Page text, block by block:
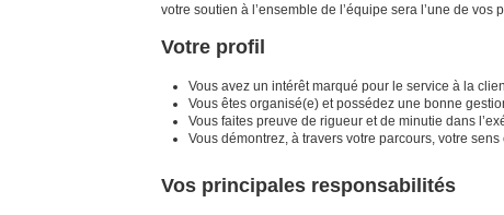
votre soutien à l’ensemble de l’équipe sera l’une de vos
Votre profil
Vous avez un intérêt marqué pour le service à la
Vous êtes organisé(e) et possédez une bonne
Vous faites preuve de rigueur et de minutie dans
Vous démontrez, à travers votre parcours, votre
Vos principales responsabilités